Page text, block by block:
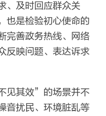
、及时回应群众关
也是检验初心使命的
完善政务热线、网络
反映问题、表达诉求
其效”的场景并不
音扰民、环境脏乱等